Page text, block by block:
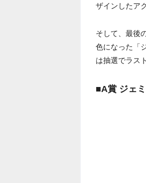
ザインしたア
そして、最後
色になった「
は抽選でラス
■A賞 ジェ